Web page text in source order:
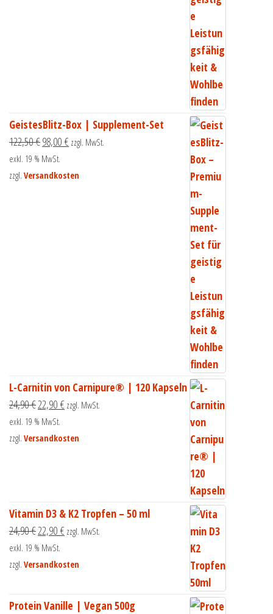
GeistesBlitz-Box | Supplement-Set
122,50€98,00 € zzgl. MwSt.
exkl. 19 % MwSt.
zzgl. Versandkosten
L-Carnitin von Carnipure® | 120 Kapseln
24,90€22,90 € zzgl. MwSt.
exkl. 19 % MwSt.
zzgl. Versandkosten
Vitamin D3 & K2 Tropfen – 50 ml
24,90€22,90 € zzgl. MwSt.
exkl. 19 % MwSt.
zzgl. Versandkosten
Protein Vanille | Vegan 500g